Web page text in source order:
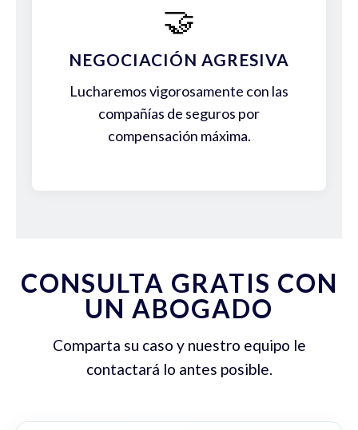
🤝
NEGOCIACIÓN AGRESIVA
Lucharemos vigorosamente con las
compañías de seguros por
compensación máxima.
CONSULTA GRATIS CON
UN ABOGADO
Comparta su caso y nuestro equipo le
contactará lo antes posible.